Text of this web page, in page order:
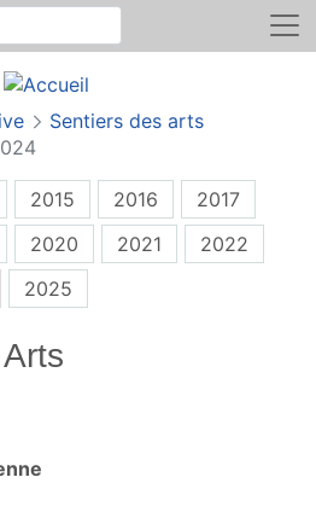
site
Sentiers des arts
2015 2016
2017
2020 2021
2022
2025